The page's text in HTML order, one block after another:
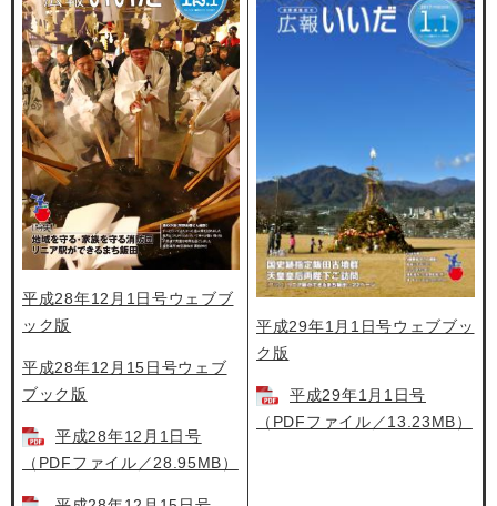
平成28年12月1日号ウェブブ
ック版
平成28年12月15日号ウェブ
ブック版
平成28年12月1日号
（PDFファイル／28.95MB）
平成29年1月1日号ウェブブッ
ク版
平成29年1月1日号
（PDFファイル／13.23MB）